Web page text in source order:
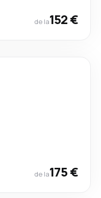
de la152 €
de la175 €